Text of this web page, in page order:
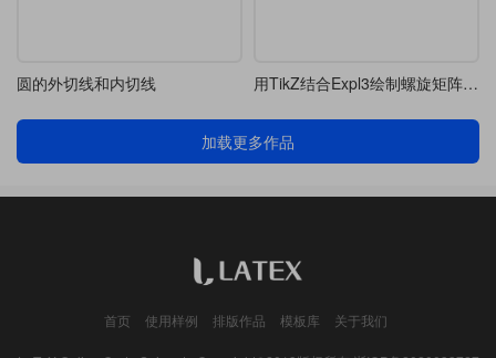
圆的外切线和内切线 用TikZ结合Expl3绘制螺旋矩阵遍历示意图
加载更多作品
首页 使用样例 排版作品 模板库 关于我们